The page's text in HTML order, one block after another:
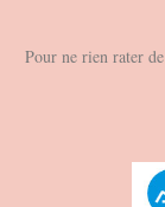
Pour ne rien rater